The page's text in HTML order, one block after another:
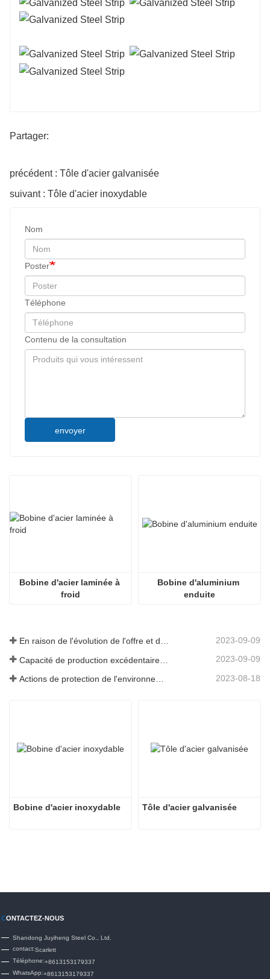
Partager:
précédent : Tôle d'acier galvanisée
suivant : Tôle d'acier inoxydable
Nom
Poster
Téléphone
Contenu de la consultation
envoyer
Bobine d'acier laminée à
froid
Bobine d'aluminium
enduite
En raison de l'évolution de l'offre et de la demande sur le marché, les prix de l'acier ont connu de fortes fluctuations ces derniers temps. 2023-09-09
2023-09-09
2023-08-18
Bobine d'acier inoxydable Tôle d'acier galvanisée
CONTACTEZ-NOUS
Shandong Juyiheng Steel Co., Ltd.
contact:Scarlett
Téléphone:+8613153179337
WhatsApp:+8613153179337